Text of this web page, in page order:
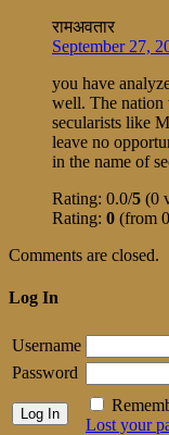
रामअवतार
September 27,
you have
well. The nation
secularists like
leave no
in the name of
Rating: 0.0/5 (0
Rating: 0 (from
Comments are closed.
Log In
Username
Password
Lost your